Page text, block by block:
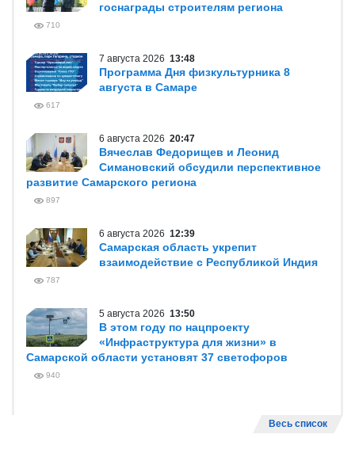
госнаграды строителям региона
710
7 августа 2026 13:48
Программа Дня физкультурника 8
августа в Самаре
617
6 августа 2026 20:47
Вячеслав Федорищев и Леонид
Симановский обсудили перспективное
развитие Самарского региона
897
6 августа 2026 12:39
Самарская область укрепит
взаимодействие с Республикой Индия
787
5 августа 2026 13:50
В этом году по нацпроекту
«Инфраструктура для жизни» в
Самарской области установят 37 светофоров
940
Весь список